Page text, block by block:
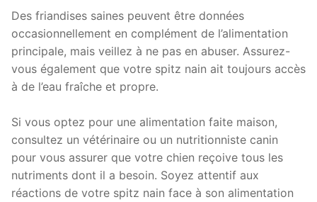
Des friandises saines peuvent être données
occasionnellement en complément de l’alimentation
principale, mais veillez à ne pas en abuser. Assurez-
vous également que votre spitz nain ait toujours accès
à de l’eau fraîche et propre.
Si vous optez pour une alimentation faite maison,
consultez un vétérinaire ou un nutritionniste canin
pour vous assurer que votre chien reçoive tous les
nutriments dont il a besoin. Soyez attentif aux
réactions de votre spitz nain face à son alimentation